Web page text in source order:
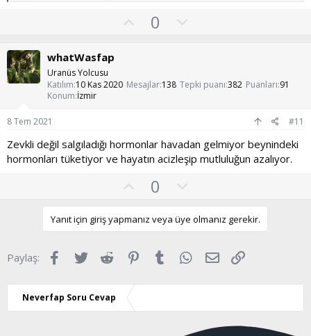
vasat bir kadınla enerjisini kaybetsin ki değil mi(!) ). İkinci en büyük
tehlikesi de istemediğiniz kadar kategori barındırarak hepsine tek
Başta belirttiğimiz kokain-eroin arasında ki geçişle aynı mantık. Bir
süre sonra toleranstan dolayı tatmin olamayan beyin için yenilik
gerekliydi. Bu da p*rno siteleri tarafından sunulan yenilik
arayışına bir cevap niteliğinde...
e
r
:
O0
s
o
y
l
whatWasfap
Uranüs Yolcusu
Katılım 10 Kas 2020 Mesajlar 138 Tepki puanı 382 Puanları 91
Konum İzmir
8 Tem 2021 #11
Zevkli değil salgıladığı hormonlar havadan gelmiyor beynindeki
hormonları tüketiyor ve hayatın acizleşip mutluluğun azalıyor.
O
y
l
a
0
l
u
m
s
z
y
Yanıt için giriş yapmanız veya üye olmanız gerekir.
Paylaş: Facebook
Twitter Reddit Pinterest
Tumblr WhatsApp
E-posta
Neverfap Soru Cevap